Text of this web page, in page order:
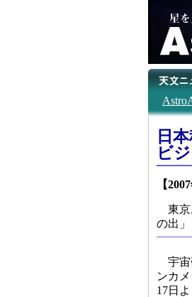
日
ビ
【
東
の出
宇
ンカ
17日